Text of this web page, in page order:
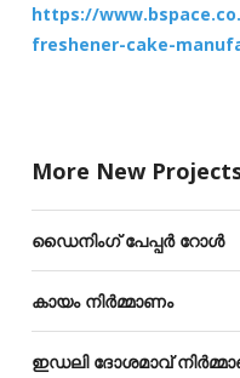
https://
freshener-cake-
More New
ഡൈനിംഗ് പേപ്പർ റോൾ
കായം നിർമ്മാണം
ഇഡലി ദോശമാവ്